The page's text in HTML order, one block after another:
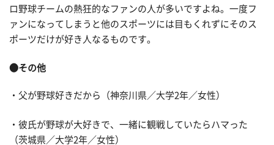
ロ野球チームの熱狂的なファンの人が多いですよね。一度フ
ァンになってしまうと他のスポーツには目もくれずにそのス
ポーツだけが好き人なるものです。
●その他
・父が野球好きだから（神奈川県／大学2年／女性）
・彼氏が野球が大好きで、一緒に観戦していたらハマった
（茨城県／大学2年／女性）